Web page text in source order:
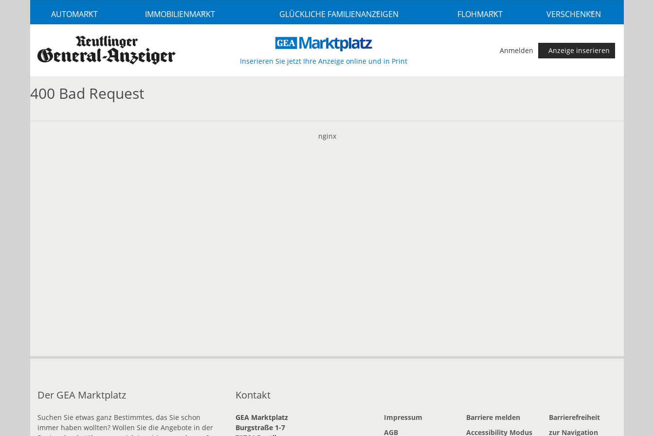
Modus
aktivieren
Navigation
zum
AUTOMARKT IMMOBILIENMARKT GLÜCKLICHE FAMILIENANZEIGEN FLOHMARKT VERSCHENKEN
Inserieren Sie jetzt Ihre Anzeige online und in Print
Anmelden Anzeige inserieren
400 Bad Request
nginx
Der GEA Marktplatz
Suchen Sie etwas ganz Bestimmtes, das Sie schon
immer haben wollten? Wollen Sie die Angebote in der
Kontakt
GEA Marktplatz
Burgstraße 1-7
Impressum
AGB
Barriere melden
Accessibility Modus
Barrierefreiheit
zur Navigation